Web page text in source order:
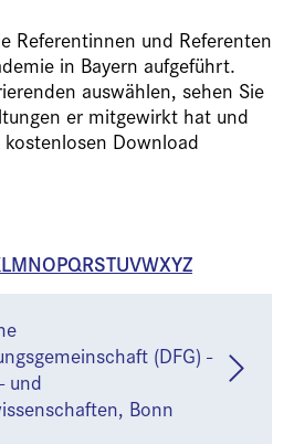
Referentinnen und Referenten
in Bayern aufgeführt.
auswählen, sehen Sie
er mitgewirkt hat und
Download
LMNOPQRSTUVWXYZ
(DFG) -
und
Bonn